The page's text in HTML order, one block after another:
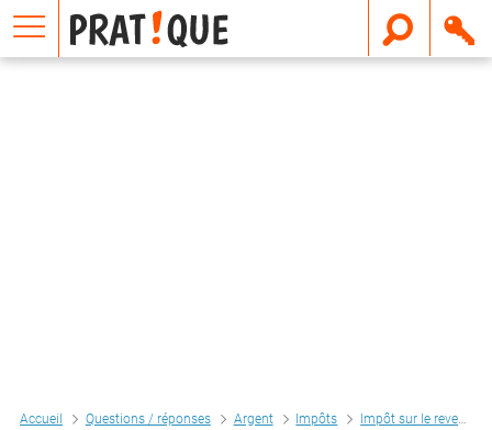
Accueil Questions / réponses Argent Impôts Impôt sur le revenu
E
m
a